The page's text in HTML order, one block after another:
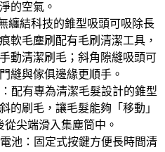
的空氣。
纏結科技的錐型吸頭可吸除長
軟毛塵刷配有毛刷清潔工具，
動清潔刷毛；斜角隙縫吸頭可
縫與傢俱邊緣更順手。
配有專為清潔毛髮設計的錐型
的刷毛，讓毛髮能夠「移動」
從尖端滑入集塵筒中。
池：固定式按鍵方便長時間清